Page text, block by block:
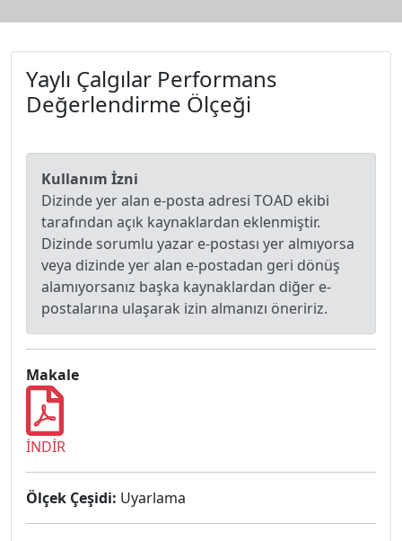
Yaylı Çalgılar Performans
Değerlendirme Ölçeği
Kullanım İzni
Dizinde yer alan e-posta adresi TOAD ekibi
tarafından açık kaynaklardan eklenmiştir.
Dizinde sorumlu yazar e-postası yer almıyorsa
veya dizinde yer alan e-postadan geri dönüş
alamıyorsanız başka kaynaklardan diğer e-
postalarına ulaşarak izin almanızı öneririz.
Makale
İNDİR
Ölçek Çeşidi: Uyarlama